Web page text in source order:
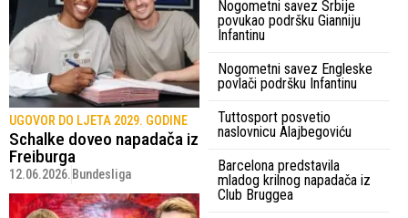
UGOVOR DO LJETA 2029. GODINE
Schalke doveo napadača iz
Freiburga
12.06.2026. Bundesliga
Nogometni savez Srbije
povukao podršku Gianniju
Infantinu
Nogometni savez Engleske
povlači podršku Infantinu
Tuttosport posvetio
naslovnicu Alajbegoviću
Barcelona predstavila
mladog krilnog napadača iz
Club Bruggea